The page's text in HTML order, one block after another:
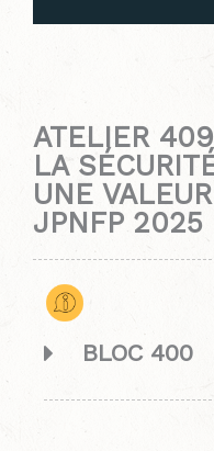
ATELIER
LA
UNE
JPNFP 2025
BLOC 400